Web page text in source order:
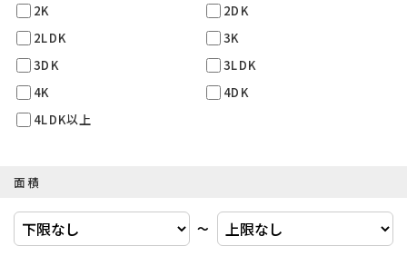
2K
2DK
2LDK
3K
3DK
3LDK
4K
4DK
4LDK以上
面積
〜